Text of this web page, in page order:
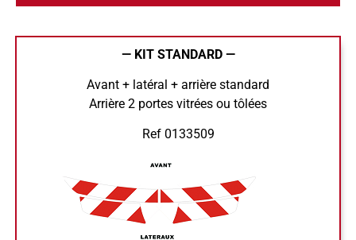
— KIT STANDARD —
Avant + latéral + arrière standard
Arrière 2 portes vitrées ou tôlées
Ref 0133509